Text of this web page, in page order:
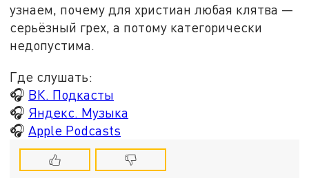
узнаем, почему для христиан любая клятва —
серьёзный грех, а потому категорически
недопустима.
Где слушать:
🎧 ВК. Подкасты
🎧 Яндекс. Музыка
🎧 Apple Podcasts